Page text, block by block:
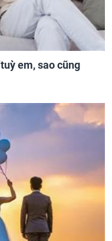
em, sao cũng